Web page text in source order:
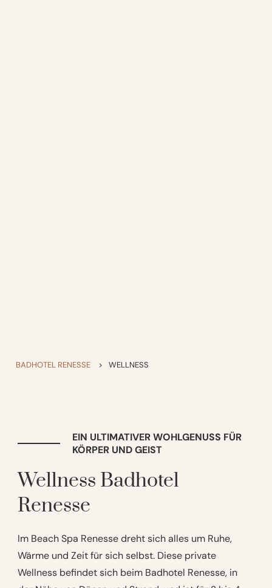
BADHOTEL RENESSE > WELLNESS
Wellness Badhotel
Renesse
EIN ULTIMATIVER WOHLGENUSS FÜR
KÖRPER UND GEIST
Im Beach Spa Renesse dreht sich alles um Ruhe,
Wärme und Zeit für sich selbst. Diese private
Wellness befindet sich beim Badhotel Renesse, in